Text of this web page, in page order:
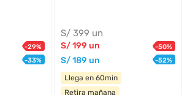
-29%
-33%
S/ 399 un
S/199 un -50%
S/189 un -52%
Llega en 60min
Retira mañana